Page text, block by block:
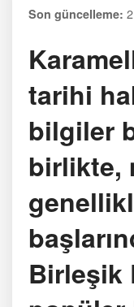
Son güncelleme:
tarihi
bilgiler
birlikte,
Birleşik